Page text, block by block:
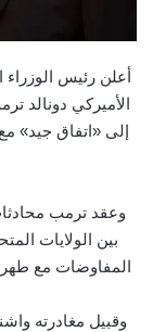
أعلن رئيس الوزراء
الأميركي دونالد
إلى «اتفاق جيد»
وعقد ترمب
بين الولايات
المفاوضات مع
وقبيل مغادرته